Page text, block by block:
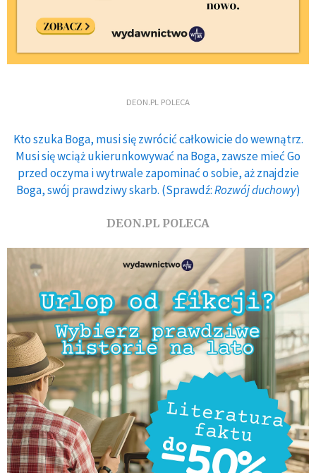
DEON.PL POLECA
Kto szuka Boga, musi się zwrócić całkowicie do wewnątrz.
Musi się wciąż ukierunkowywać na Boga, zawsze mieć Go
przed oczyma i wytrwale zapominać o sobie, aż znajdzie
Boga, swój prawdziwy skarb. (Sprawdź:Rozwój duchowy)
DEON.PL POLECA